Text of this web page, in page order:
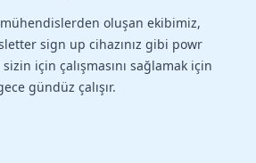
mühendislerden oluşan ekibimiz,
sign up cihazınız gibi powr
için çalışmasını sağlamak için
gündüz çalışır.